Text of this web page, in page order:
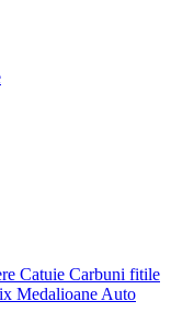
Catuie Carbuni fitile
Medalioane Auto